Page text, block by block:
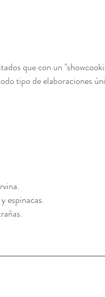
que con un
tipo de elaboraciones
espinacas.